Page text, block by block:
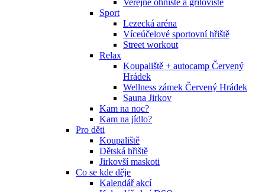
Veřejné ohniště a griloviště
Sport
Lezecká aréna
Víceúčelové sportovní hřiště
Street workout
Relax
Koupaliště + autocamp Červený
Hrádek
Wellness zámek Červený Hrádek
Sauna Jirkov
Kam na noc?
Kam na jídlo?
Pro děti
Koupaliště
Dětská hřiště
Jirkovší maskoti
Co se kde děje
Kalendář akcí